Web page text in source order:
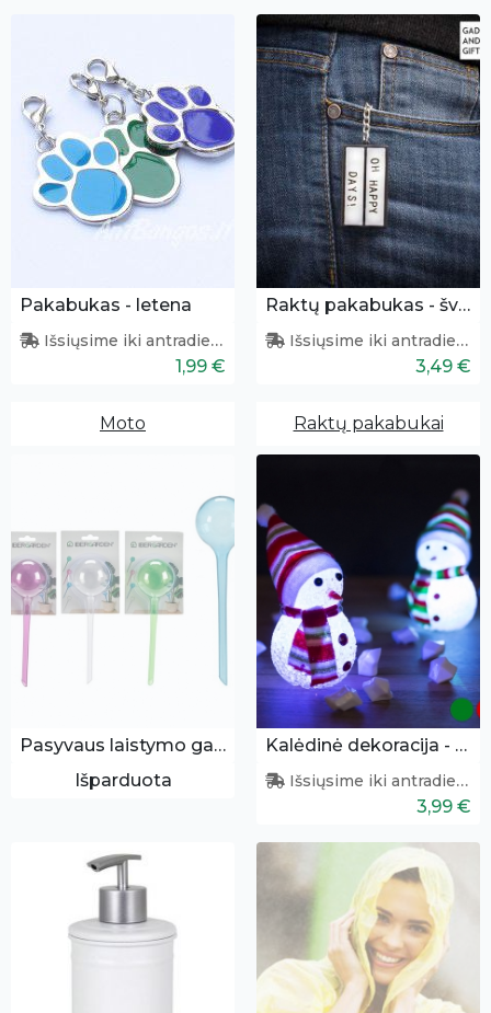
Pakabukas - letena
Išsiųsime iki antradienio
1,99 €
Raktų pakabukas - šviesdežė
Išsiųsime iki antradienio
3,49 €
Moto Raktų pakabukai
Pasyvaus laistymo gaubys
Išparduota
Kalėdinė dekoracija - besmegenis
Išsiųsime iki antradienio
3,99 €